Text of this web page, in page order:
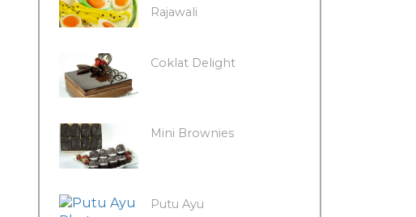
Rajawali
Coklat Delight
Mini Brownies
Putu Ayu